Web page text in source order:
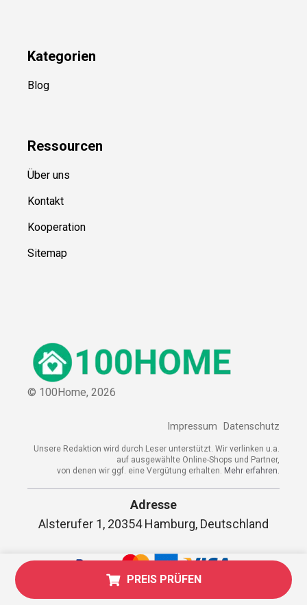
PREIS PRÜFEN
Kategorien
Blog
Ressourcen
Über uns
Kontakt
Kooperation
Sitemap
© 100Home, 2026
Impressum Datenschutz
Unsere Redaktion wird durch Leser unterstützt. Wir verlinken u.a.
auf ausgewählte Online-Shops und Partner,
von denen wir ggf. eine Vergütung erhalten. Mehr erfahren.
Adresse
Alsterufer 1, 20354 Hamburg, Deutschland